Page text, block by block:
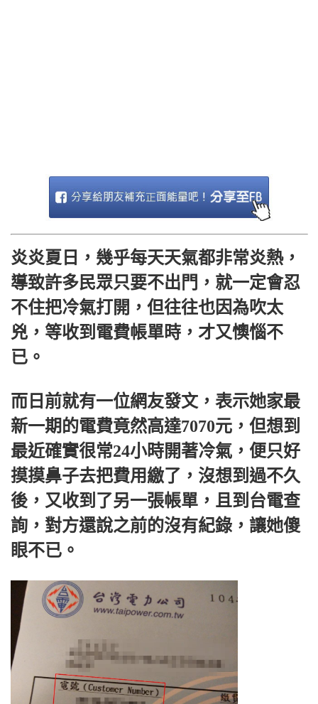
炎炎夏日，幾乎每天天氣都非常炎熱，
導致許多民眾只要不出門，就一定會忍
不住把冷氣打開，但往往也因為吹太
兇，等收到電費帳單時，才又懊惱不
已。
而日前就有一位網友發文，表示她家最
新一期的電費竟然高達7070元，但想到
最近確實很常24小時開著冷氣，便只好
摸摸鼻子去把費用繳了，沒想到過不久
後，又收到了另一張帳單，且到台電查
詢，對方還說之前的沒有紀錄，讓她傻
眼不已。